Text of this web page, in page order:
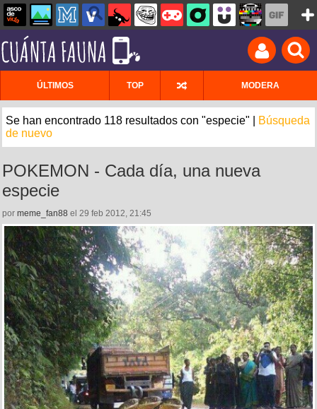
ÚLTIMOS TOP MODERA
Se han encontrado 118 resultados con "especie" |
Búsqueda
de nuevo
POKEMON - Cada día, una nueva
especie
por meme_fan88 el 29 feb 2012, 21:45